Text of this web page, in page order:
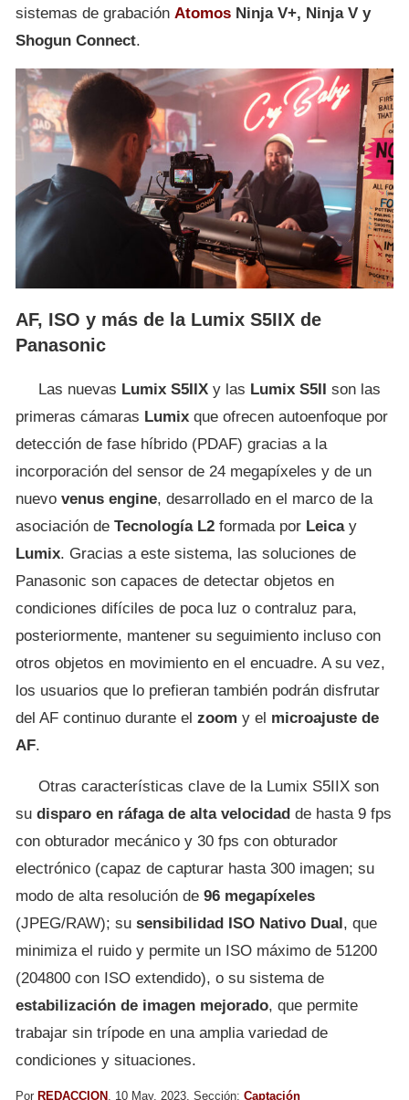
sistemas de grabación Atomos Ninja V+, Ninja V y
Shogun Connect.
AF, ISO y más de la Lumix S5IIX de
Panasonic
Las nuevas Lumix S5IIX y las Lumix S5II son las
primeras cámaras Lumix que ofrecen autoenfoque por
detección de fase híbrido (PDAF) gracias a la
incorporación del sensor de 24 megapíxeles y de un
nuevo venus engine, desarrollado en el marco de la
asociación de Tecnología L2 formada por Leicay
Lumix. Gracias a este sistema, las soluciones de
Panasonic son capaces de detectar objetos en
condiciones difíciles de poca luz o contraluz para,
posteriormente, mantener su seguimiento incluso con
otros objetos en movimiento en el encuadre. A su vez,
los usuarios que lo prefieran también podrán disfrutar
del AF continuo durante el zoom y el microajuste de
AF.
Otras características clave de la Lumix S5IIX son
su disparo en ráfaga de alta velocidad de hasta 9 fps
con obturador mecánico y 30 fps con obturador
electrónico (capaz de capturar hasta 300 imagen; su
modo de alta resolución de 96 megapíxeles
(JPEG/RAW); su sensibilidad ISO Nativo Dual, que
minimiza el ruido y permite un ISO máximo de 51200
(204800 con ISO extendido), o su sistema de
estabilización de imagen mejorado, que permite
trabajar sin trípode en una amplia variedad de
condiciones y situaciones.
Por REDACCION , 10 May, 2023, Sección: Captación